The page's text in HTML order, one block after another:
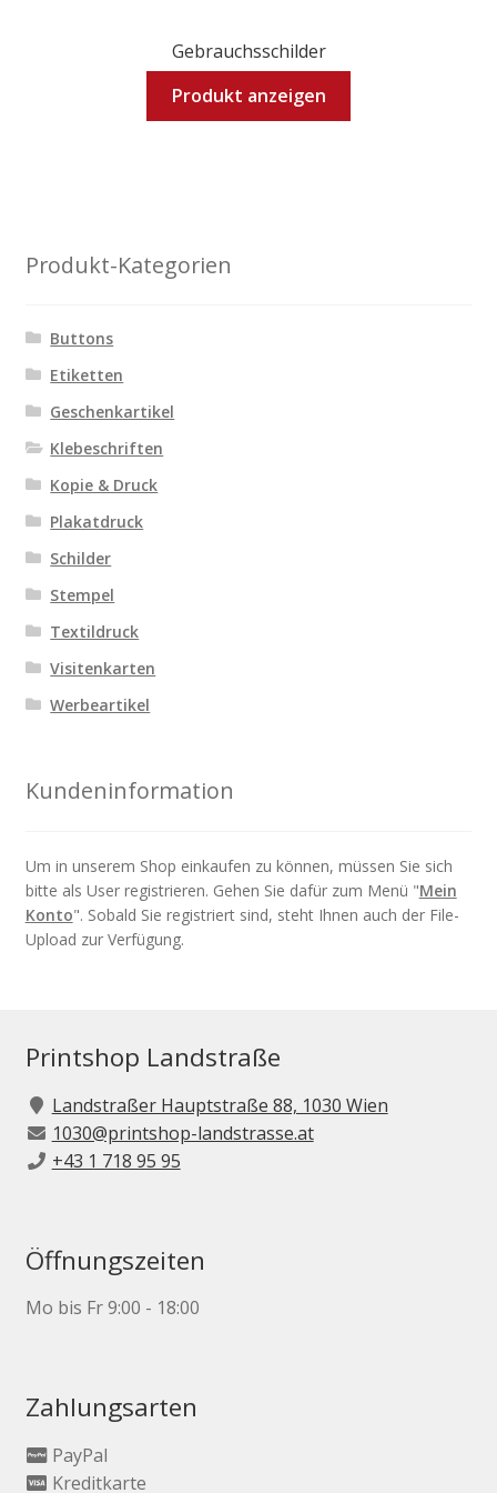
Gebrauchsschilder
Produkt anzeigen
Produkt-Kategorien
Buttons
Etiketten
Geschenkartikel
Klebeschriften
Kopie & Druck
Plakatdruck
Schilder
Stempel
Textildruck
Visitenkarten
Werbeartikel
Kundeninformation
Um in unserem Shop einkaufen zu können, müssen Sie sich
bitte als User registrieren. Gehen Sie dafür zum Menü "Mein
Konto". Sobald Sie registriert sind, steht Ihnen auch der File-
Upload zur Verfügung.
Printshop Landstraße
Landstraßer Hauptstraße 88, 1030 Wien
1030@printshop-landstrasse.at
+43 1 718 95 95
Öffnungszeiten
Mo bis Fr 9:00 - 18:00
Zahlungsarten
PayPal
Kreditkarte